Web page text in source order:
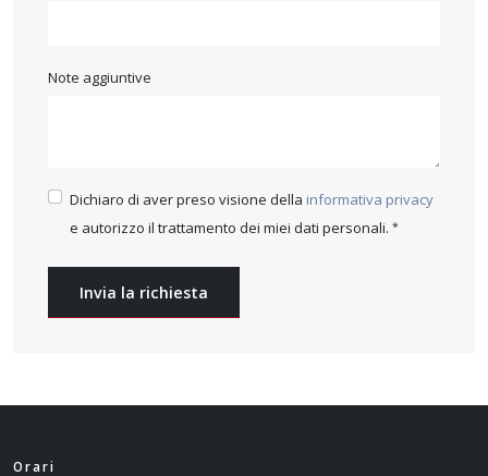
Note aggiuntive
Dichiaro di aver preso visione della informativa privacy
e autorizzo il trattamento dei miei dati personali.
Invia la richiesta
Orari